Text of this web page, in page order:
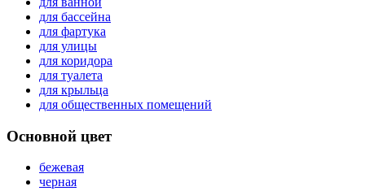
для бассейна
для фартука
для улицы
для коридора
для туалета
для крыльца
для общественных помещений
Основной цвет
бежевая
черная